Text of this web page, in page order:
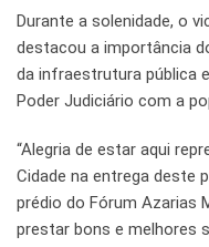
Durante a solenidade, o
destacou a importância
da infraestrutura pública
Poder Judiciário com a
“Alegria de estar aqui
Cidade na entrega deste
prédio do Fórum Azarias
prestar bons e melhores